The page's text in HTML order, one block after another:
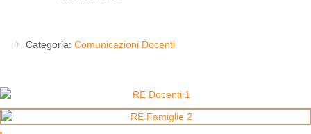
Categoria: Comunicazioni Docenti